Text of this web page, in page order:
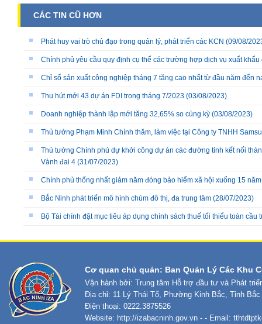
CÁC TIN CŨ HƠN
Phát huy vai trò chủ đạo trong quản lý, phát triển các KCN (09/08/
Chính phủ yêu cầu quy định cụ thể các trường hợp dịch vụ xuất khẩu
Chỉ số sản xuất công nghiệp tháng 7 tăng cao nhất từ đầu năm đến
Thu hút mới 43 dự án FDI trong tháng 7/2023 (03/08/2023)
Doanh nghiệp thành lập mới tăng 32,65% so cùng kỳ (03/08/2023)
Thủ tướng Phạm Minh Chính thăm, làm việc tại Công ty TNHH
Thủ tướng Chính phủ dự khởi công dự án các đường tỉnh kết nối
Vành đai 4 (31/07/2023)
Chính phủ thống nhất giảm năm đóng bảo hiểm xã hội xuống 15 năm
Bắc Ninh phát triển mô hình chùm đô thị, đa trung tâm (28/07/2023)
Bộ Tài chính đặt mục tiêu áp dụng chính sách thuế tối thiểu toàn cầu
Cơ quan chủ quản: Ban Quản Lý Các Khu
Vận hành bởi: Trung tâm Hỗ trợ đầu tư và Phát
Địa chỉ: 11 Lý Thái Tổ, Phường Kinh Bắc, Tỉnh Bắc
Điện thoại: 0222.3875526
Website: http://izabacninh.gov.vn - - Email: